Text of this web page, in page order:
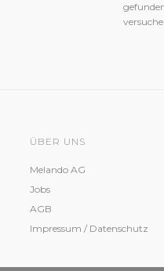
ÜBER UNS
Melando AG
Jobs
AGB
Impressum / Datenschutz